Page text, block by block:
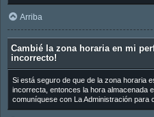
Arriba
Cambié la zona horaria en mi
incorrecto!
Si está seguro de que de la zona horaria
incorrecta, entonces la hora almacenada
comuníquese con La Administración para